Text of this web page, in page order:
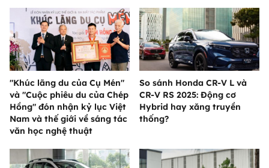
"Khúc lãng du của Cụ Mén"
và "Cuộc phiêu du của Chép
Hồng" đón nhận kỷ lục Việt
Nam và thế giới về sáng tác
văn học nghệ thuật
So sánh Honda CR-V L và
CR-V RS 2025: Động cơ
Hybrid hay xăng truyền
thống?